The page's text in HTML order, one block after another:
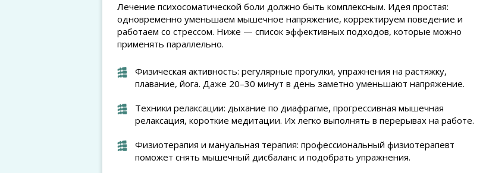
Лечение психосоматической боли должно быть комплексным. Идея простая:
одновременно уменьшаем мышечное напряжение, корректируем поведение и
работаем со стрессом. Ниже — список эффективных подходов, которые можно
применять параллельно.
Физическая активность: регулярные прогулки, упражнения на растяжку,
плавание, йога. Даже 20–30 минут в день заметно уменьшают напряжение.
Техники релаксации: дыхание по диафрагме, прогрессивная мышечная
релаксация, короткие медитации. Их легко выполнять в перерывах на работе.
Физиотерапия и мануальная терапия: профессиональный физиотерапевт
поможет снять мышечный дисбаланс и подобрать упражнения.